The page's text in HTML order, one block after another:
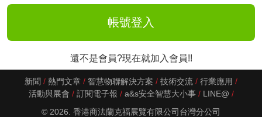
還不是會員?現在就加入會員!!
新聞 熱門文章 智慧物聯解決方案 技術交流
行業應用
活動與展會
訂閱電子報 a&s安全智慧大小事
LINE@
© 2026. 香港商法蘭克福展覽有限公司台灣分公司